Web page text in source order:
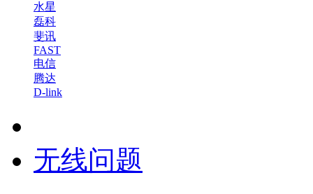
水星
磊科
斐讯
FAST
电信
腾达
D-link
无线问题